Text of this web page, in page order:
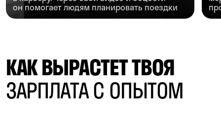
ОСНОВАЛ SKYENG — КРУПНУЮ
EDTECH-КОМПАНИЮ
ПОСТРОИЛ КУЛЬТУРУ: ТЕСТОВ,
ИТЕРАЦИЙ И РОСТА
ОСНОВАЛ ROISTAT
СКВОЗНОЙ
ПРОГРАММА
ФАКУЛЬТЕТА